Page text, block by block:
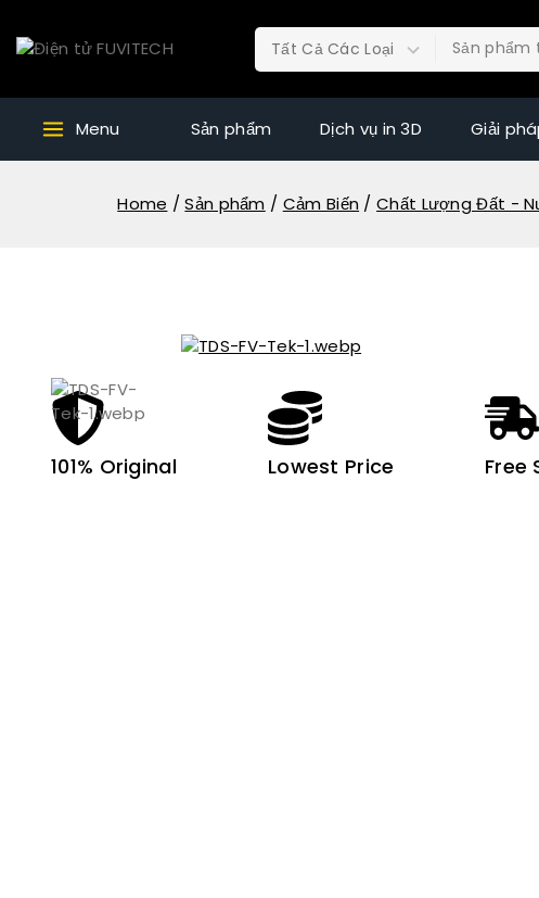
Menu Sản phẩm Dịch vụ in 3D Giải
Home / Sản phẩm / Cảm Biến / Chất Lượng Đất -
101% Original Lowest Price Free